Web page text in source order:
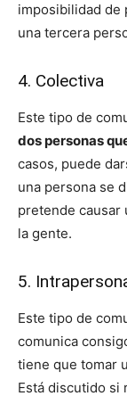
imposibilidad de
una tercera
4. Colectiva
Este tipo de
dos personas
casos, puede
una persona se
pretende causar
la gente.
5.
Este tipo de
comunica
tiene que tomar
Está discutido si